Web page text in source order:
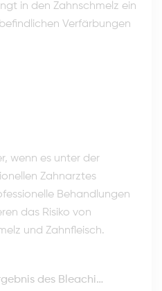
in den Zahnschmelz ein
Verfärbungen
wenn es unter der
Zahnarztes
Behandlungen
das Risiko von
und Zahnfleisch.
des Bleachings?